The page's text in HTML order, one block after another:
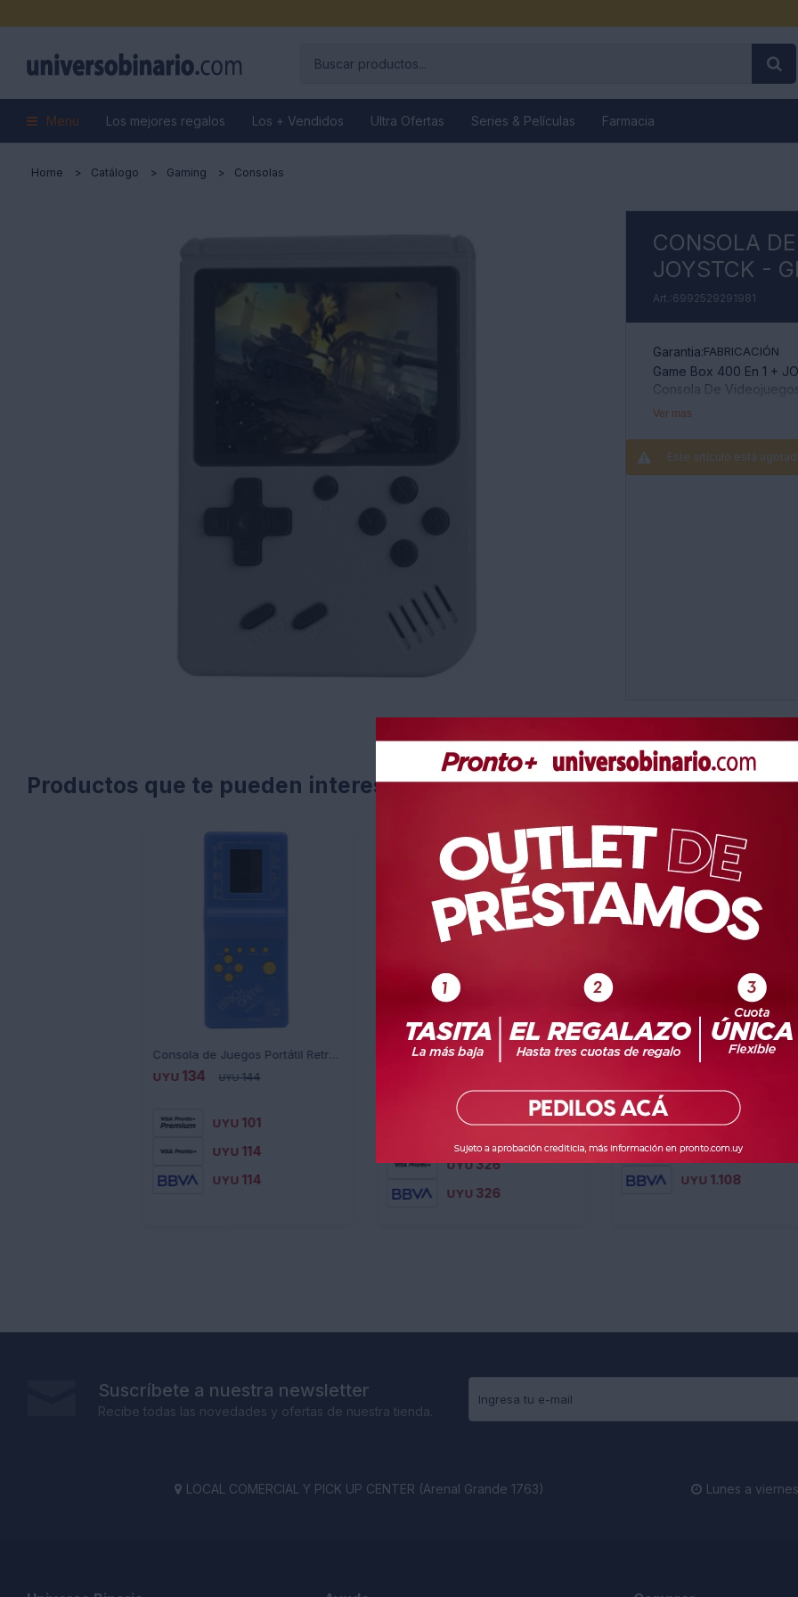
Menu Los mejores regalos Los + Vendidos Ultra Ofertas Series & Películas Farmacia
Home Catálogo Gaming Consolas
CONSOLA
JOYSTCK -
6992529291981
Garantia:FABRICACIÓN
Game Box 400 En 1 +
Consola De
400 En 1.
Cable Av De 1.5 Metros
Material: Abs
Pantalla: 3.0hd.
Ver mas
Este artículo está
Productos que te pueden interesar
UYU 134 UYU 144
UYU 101
UYU 114
UYU 114
Consola Portátil Retroiluminada Tetris
UYU 326
UYU 326
UYU 977
UYU 1.108
UYU 1.108
Suscríbete a nuestra newsletter
Recibe todas las novedades y ofertas de nuestra tienda.
 LOCAL COMERCIAL Y PICK UP CENTER (Arenal Grande 1763)  Lunes a